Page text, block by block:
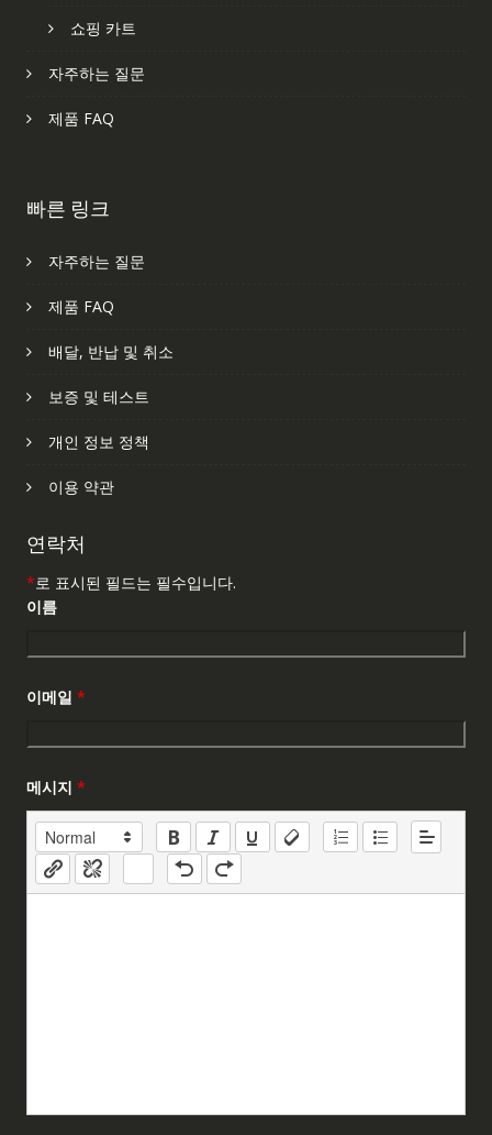
쇼핑 카트
자주하는 질문
제품 FAQ
빠른 링크
자주하는 질문
제품 FAQ
배달, 반납 및 취소
보증 및 테스트
개인 정보 정책
이용 약관
연락처
*로 표시된 필드는 필수입니다.
이름
이메일 *
메시지 *